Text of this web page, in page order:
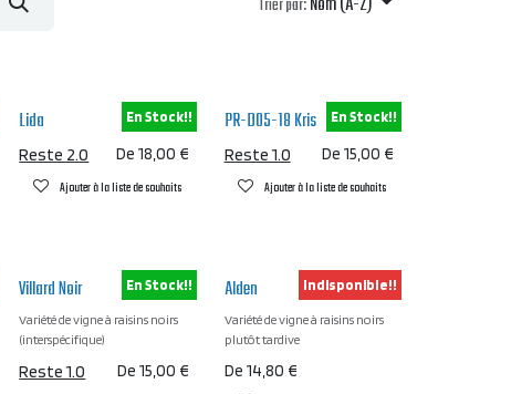
Trier par:Nom (A-Z)
Lida
De 18,00 €
Reste 2.0
Ajouter à la liste de souhaits
En Stock!! PR-D05-18 Kris
De 15,00 €
Reste 1.0
Ajouter à la liste de souhaits
En Stock!!
Villard Noir
Variété de vigne à raisins noirs
(interspécifique)
De 15,00 €
Reste 1.0
En Stock!! Alden
Variété de vigne à raisins noirs
plutôt tardive
De 14,80 €
Indisponible!!